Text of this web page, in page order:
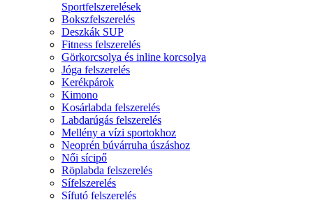
Sportfelszerelések
Bokszfelszerelés
Deszkák SUP
Fitness felszerelés
Görkorcsolya és inline korcsolya
Jóga felszerelés
Kerékpárok
Kimono
Kosárlabda felszerelés
Labdarúgás felszerelés
Mellény a vízi sportokhoz
Neoprén búvárruha úszáshoz
Női sícipő
Röplabda felszerelés
Sífelszerelés
Sífutó felszerelés